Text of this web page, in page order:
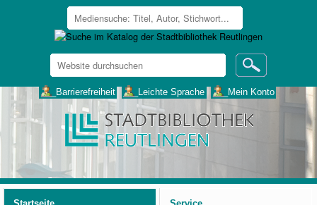
Website
durchsuchen
___Barrierefreiheit ___Leichte Sprache ___Mein Konto